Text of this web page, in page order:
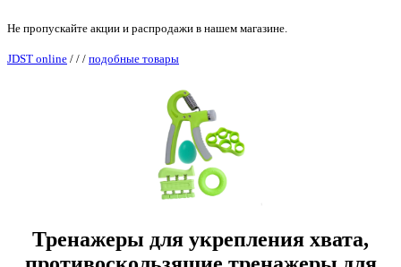
Не пропускайте акции и распродажи в нашем магазине.
JDST online / / / подобные товары
Тренажеры для укрепления хвата,